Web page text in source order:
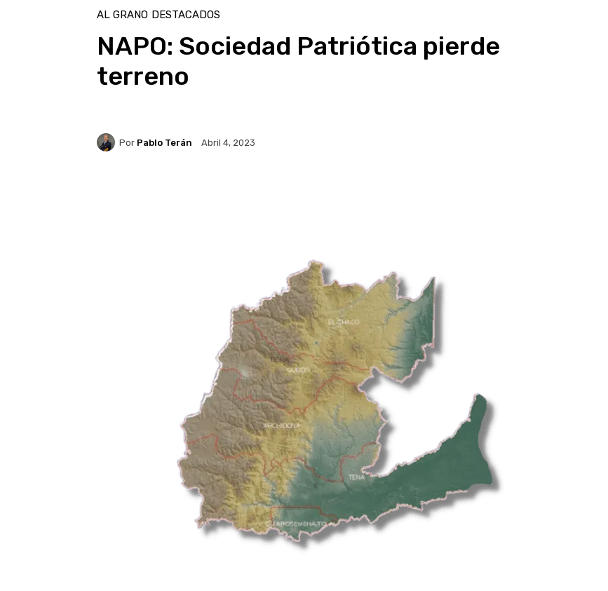
AL GRANO DESTACADOS
NAPO: Sociedad Patriótica pierde
terreno
Por Pablo Terán Abril 4, 2023